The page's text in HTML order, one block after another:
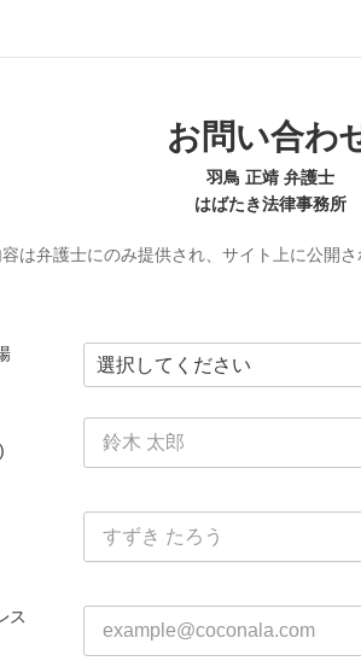
お問い合わ
羽鳥 正靖 弁護士
はばたき法律事務所
は弁護士にのみ提供され、サイト上に公開
ス